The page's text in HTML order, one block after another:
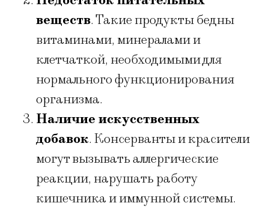
веществ. Такие продукты бедны
витаминами, минералами и
клетчаткой, необходимыми для
нормального функционирования
организма.
Наличие искусственных
добавок. Консерванты и красители
могут вызывать аллергические
реакции, нарушать работу
кишечника и иммунной системы.